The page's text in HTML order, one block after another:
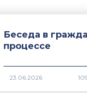
Беседа в
процессе